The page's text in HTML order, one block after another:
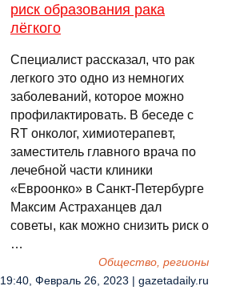
риск образования рака
лёгкого
Специалист рассказал, что рак
легкого это одно из немногих
заболеваний, которое можно
профилактировать. В беседе с
RT онколог, химиотерапевт,
заместитель главного врача по
лечебной части клиники
«Евроонко» в Санкт-Петербурге
Максим Астраханцев дал
советы, как можно снизить риск о
…
Общество, регионы
19:40, Февраль 26, 2023 | gazetadaily.ru